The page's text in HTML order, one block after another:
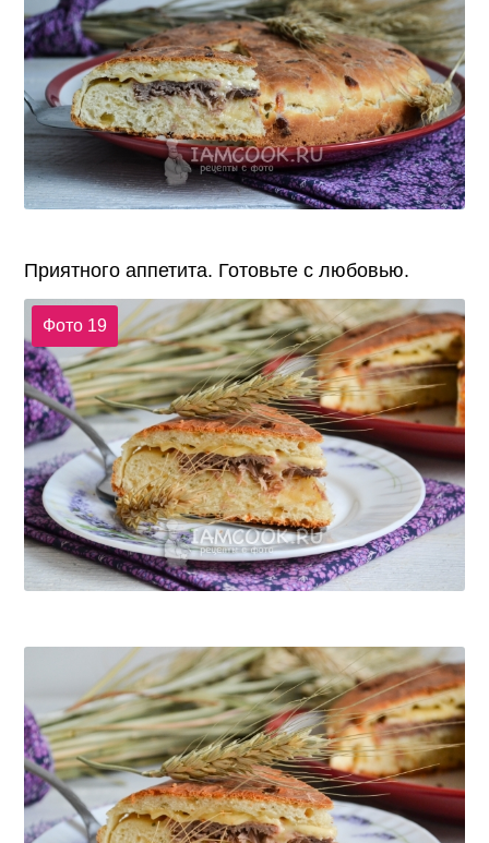
Приятного аппетита. Готовьте с любовью.
Фото 19